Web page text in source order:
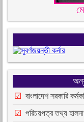
বাংলাদেশ সরকারি
পরিচয়পত্র তথ্য